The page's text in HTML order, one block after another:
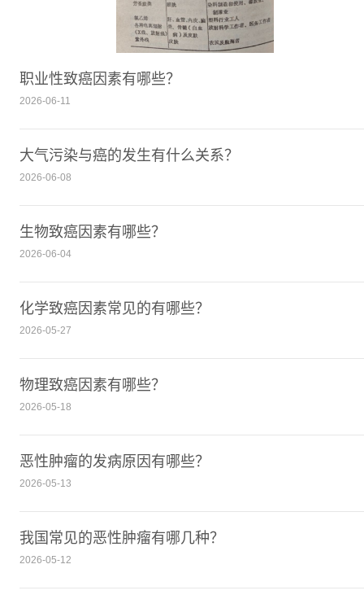
职业性致癌因素有哪些？
2026-06-11
大气污染与癌的发生有什么关系？
2026-06-08
生物致癌因素有哪些？
2026-06-04
​化学致癌因素常见的有哪些？
2026-05-27
物理致癌因素有哪些？
2026-05-18
恶性肿瘤的发病原因有哪些？
2026-05-13
我国常见的恶性肿瘤有哪几种？
2026-05-12